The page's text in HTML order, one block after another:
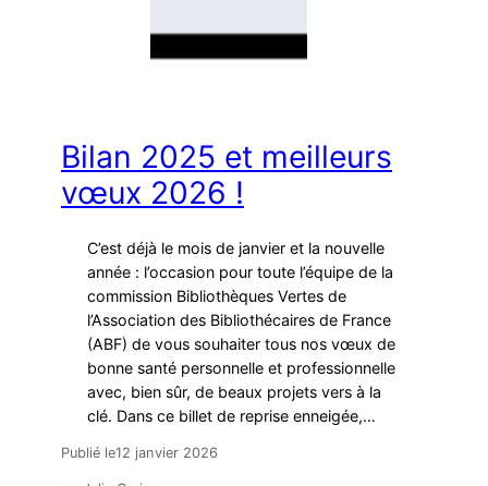
Bilan 2025 et meilleurs
vœux 2026 !
C’est déjà le mois de janvier et la nouvelle
année : l’occasion pour toute l’équipe de la
commission Bibliothèques Vertes de
l’Association des Bibliothécaires de France
(ABF) de vous souhaiter tous nos vœux de
bonne santé personnelle et professionnelle
avec, bien sûr, de beaux projets vers à la
clé. Dans ce billet de reprise enneigée,…
Publié le12 janvier 2026